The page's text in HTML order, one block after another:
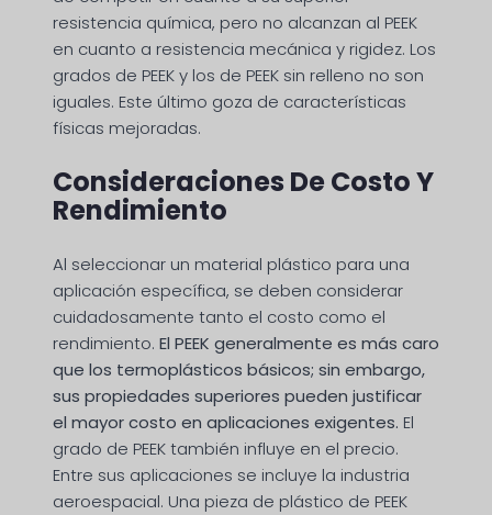
resistencia química, pero no alcanzan al PEEK
en cuanto a resistencia mecánica y rigidez. Los
grados de PEEK y los de PEEK sin relleno no son
iguales. Este último goza de características
físicas mejoradas.
Consideraciones De Costo Y
Rendimiento
Al seleccionar un material plástico para una
aplicación específica, se deben considerar
cuidadosamente tanto el costo como el
rendimiento. El PEEK generalmente es más caro
que los termoplásticos básicos; sin embargo,
sus propiedades superiores pueden justificar
el mayor costo en aplicaciones exigentes. El
grado de PEEK también influye en el precio.
Entre sus aplicaciones se incluye la industria
aeroespacial. Una pieza de plástico de PEEK